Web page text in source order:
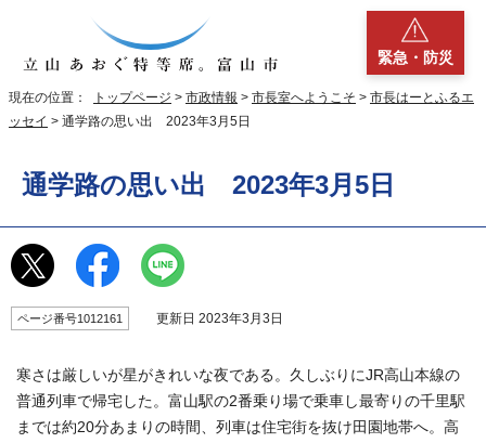
緊急・防災
現在の位置： トップページ > 市政情報 > 市長室へようこそ > 市長はーとふるエ
ッセイ > 通学路の思い出 2023年3月5日
通学路の思い出 2023年3月5日
ページ番号1012161 更新日 2023年3月3日
寒さは厳しいが星がきれいな夜である。久しぶりにJR高山本線の
普通列車で帰宅した。富山駅の2番乗り場で乗車し最寄りの千里駅
までは約20分あまりの時間、列車は住宅街を抜け田園地帯へ。高